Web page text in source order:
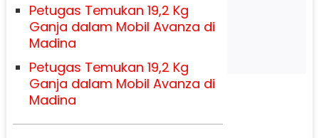
Petugas Temukan 19,2 Kg
Ganja dalam Mobil Avanza di
Madina
Petugas Temukan 19,2 Kg
Ganja dalam Mobil Avanza di
Madina